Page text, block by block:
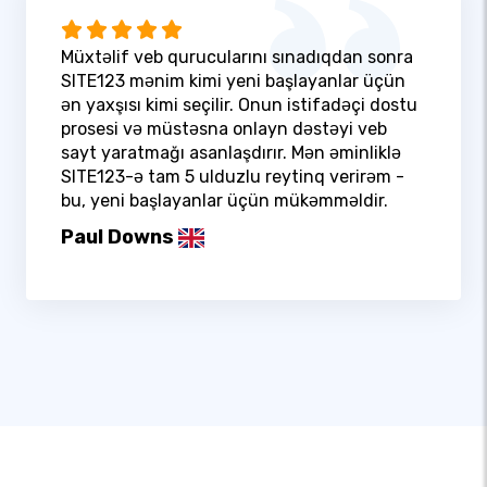
Müxtəlif veb qurucularını sınadıqdan sonra
SITE123 mənim kimi yeni başlayanlar üçün
ən yaxşısı kimi seçilir. Onun istifadəçi dostu
prosesi və müstəsna onlayn dəstəyi veb
sayt yaratmağı asanlaşdırır. Mən əminliklə
SITE123-ə tam 5 ulduzlu reytinq verirəm -
bu, yeni başlayanlar üçün mükəmməldir.
Paul Downs